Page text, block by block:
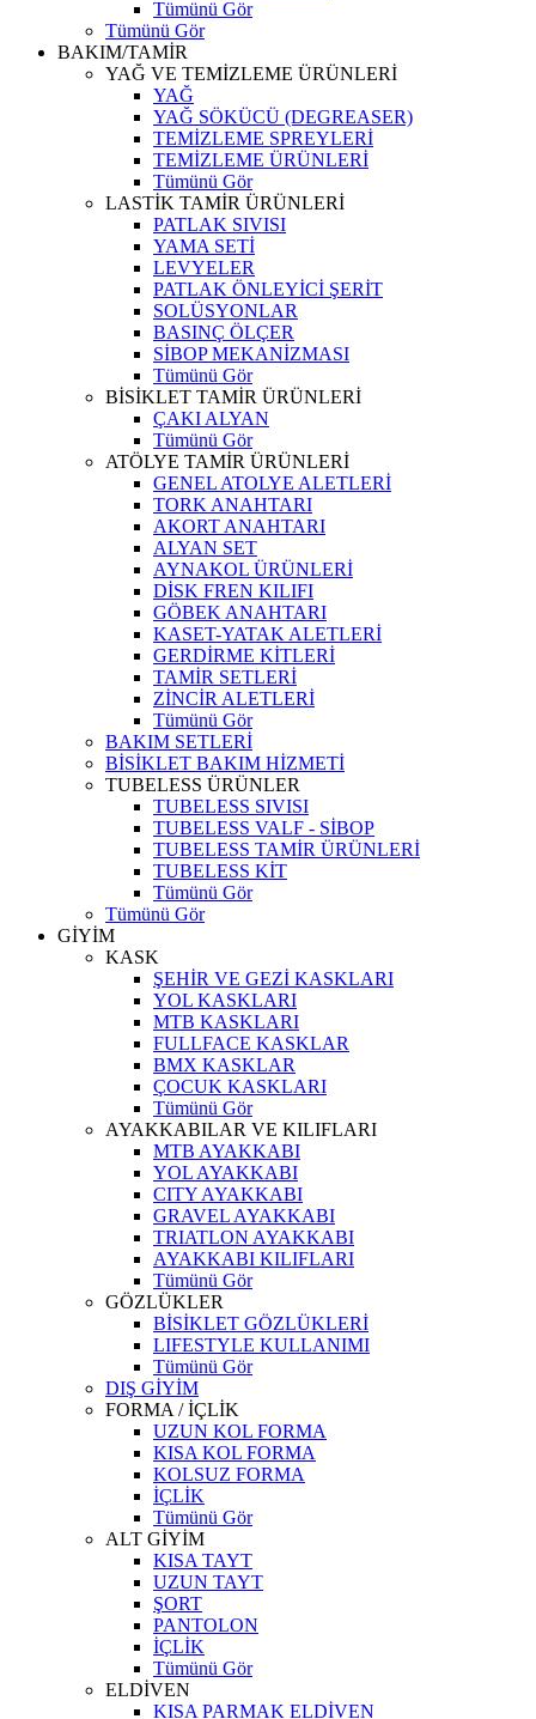
Tümünü Gör
Tümünü Gör
BAKIM/TAMİR
YAĞ VE TEMİZLEME ÜRÜNLERİ
YAĞ
YAĞ SÖKÜCÜ (DEGREASER)
TEMİZLEME SPREYLERİ
TEMİZLEME ÜRÜNLERİ
Tümünü Gör
LASTİK TAMİR ÜRÜNLERİ
PATLAK SIVISI
YAMA SETİ
LEVYELER
PATLAK ÖNLEYİCİ ŞERİT
SOLÜSYONLAR
BASINÇ ÖLÇER
SİBOP MEKANİZMASI
Tümünü Gör
BİSİKLET TAMİR ÜRÜNLERİ
ÇAKI ALYAN
Tümünü Gör
ATÖLYE TAMİR ÜRÜNLERİ
GENEL ATOLYE ALETLERİ
TORK ANAHTARI
AKORT ANAHTARI
ALYAN SET
AYNAKOL ÜRÜNLERİ
DİSK FREN KILIFI
GÖBEK ANAHTARI
KASET-YATAK ALETLERİ
GERDİRME KİTLERİ
TAMİR SETLERİ
ZİNCİR ALETLERİ
Tümünü Gör
BAKIM SETLERİ
BİSİKLET BAKIM HİZMETİ
TUBELESS ÜRÜNLER
TUBELESS SIVISI
TUBELESS VALF - SİBOP
TUBELESS TAMİR ÜRÜNLERİ
TUBELESS KİT
Tümünü Gör
Tümünü Gör
GİYİM
KASK
ŞEHİR VE GEZİ KASKLARI
YOL KASKLARI
MTB KASKLARI
FULLFACE KASKLAR
BMX KASKLAR
ÇOCUK KASKLARI
Tümünü Gör
AYAKKABILAR VE KILIFLARI
MTB AYAKKABI
YOL AYAKKABI
CITY AYAKKABI
GRAVEL AYAKKABI
TRIATLON AYAKKABI
AYAKKABI KILIFLARI
Tümünü Gör
GÖZLÜKLER
BİSİKLET GÖZLÜKLERİ
LIFESTYLE KULLANIMI
Tümünü Gör
DIŞ GİYİM
FORMA / İÇLİK
UZUN KOL FORMA
KISA KOL FORMA
KOLSUZ FORMA
İÇLİK
Tümünü Gör
ALT GİYİM
KISA TAYT
UZUN TAYT
ŞORT
PANTOLON
İÇLİK
Tümünü Gör
ELDİVEN
KISA PARMAK ELDİVEN